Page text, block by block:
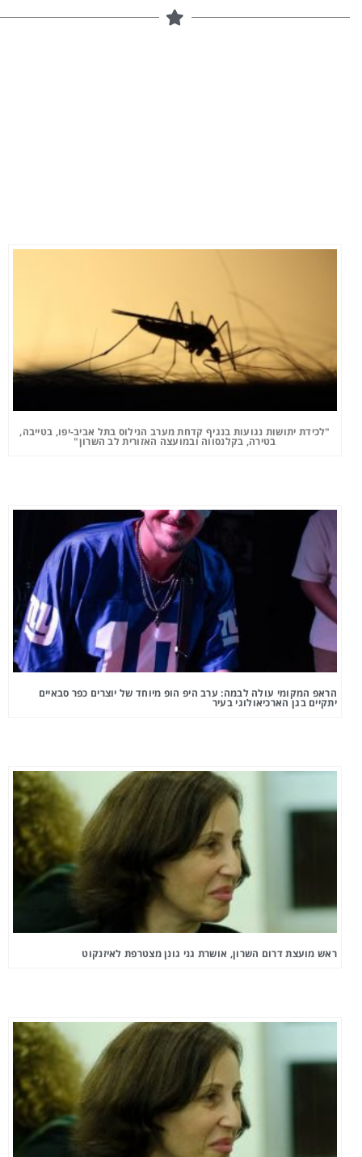
"לכידת יתושות נגועות בנגיף קדחת מערב הנילוס בתל אביב-יפו, בטייבה,
בטירה, בקלנסווה ובמועצה האזורית לב השרון"
הראפ המקומי עולה לבמה: ערב היפ הופ מיוחד של יוצרים כפר סבאיים
יתקיים בגן הארכיאולוגי בעיר
ראש מועצת דרום השרון, אושרת גני גונן מצטרפת לאיזנקוט